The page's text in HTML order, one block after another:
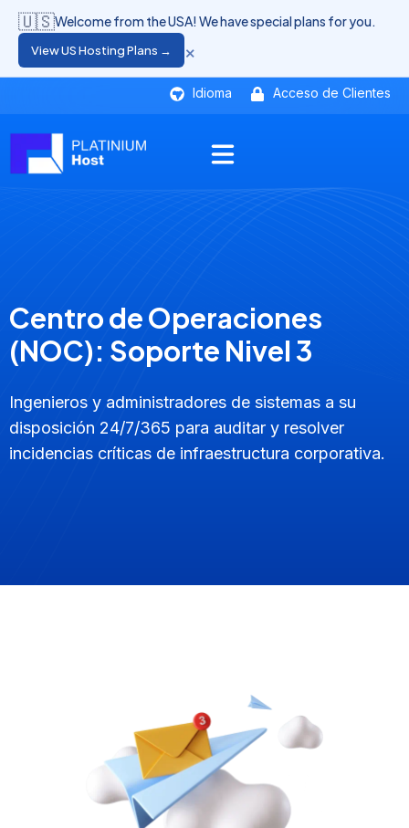
Idioma Acceso de Clientes
🇺🇸Welcome from the USA! We have special plans for you.
View US Hosting Plans → ×
Centro de Operaciones
(NOC): Soporte Nivel 3
Ingenieros y administradores de sistemas a su
disposición 24/7/365 para auditar y resolver
incidencias críticas de infraestructura corporativa.